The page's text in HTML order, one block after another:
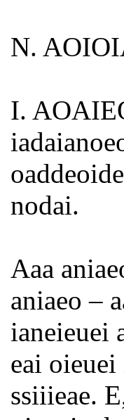
N.
I.
nodai.
Aaa
aniaeo –
ianeieuei
eai oieuei
ssiiieae.